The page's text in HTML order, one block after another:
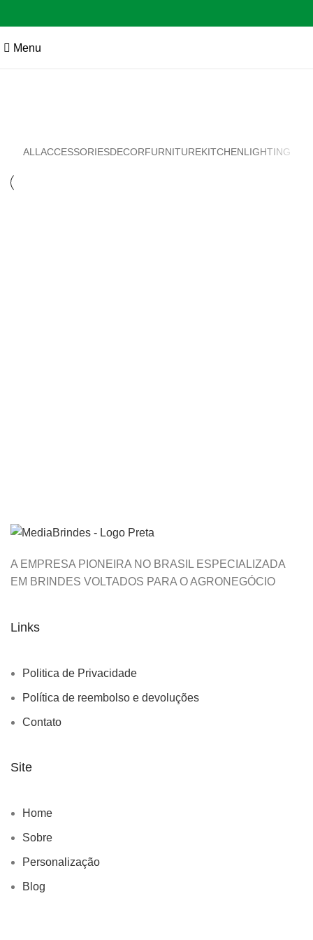
Menu
ALL ACCESSORIESDECORFURNITUREKITCHENLIGHTING
A EMPRESA PIONEIRA NO BRASIL ESPECIALIZADA
EM BRINDES VOLTADOS PARA O AGRONEGÓCIO
Links
Politica de Privacidade
Política de reembolso e devoluções
Contato
Site
Home
Sobre
Personalização
Blog